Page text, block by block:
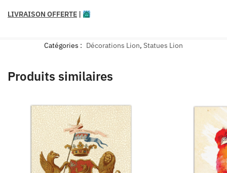
LIVRAISON OFFERTE |
Catégories : Décorations Lion, Statues Lion
Produits similaires